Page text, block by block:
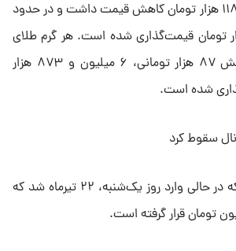
هر گرم طلای ۲۴ عیار ۱۱۸ هزار تومان کاهش قیمت داشت و در حدود
و ۲۸۸ هزار تومان قیمت‌گذاری شده است. هر گرم طلای
دست دوم نیز با کاهش ۸۷ هزار تومانی، ۶ میلیون و ۸۷۳ هزار
شده است.
سقوط کرد
در این میان، بازار سکه در حالی وارد روز یک‌شنبه، ۲۲ تیرماه شد که